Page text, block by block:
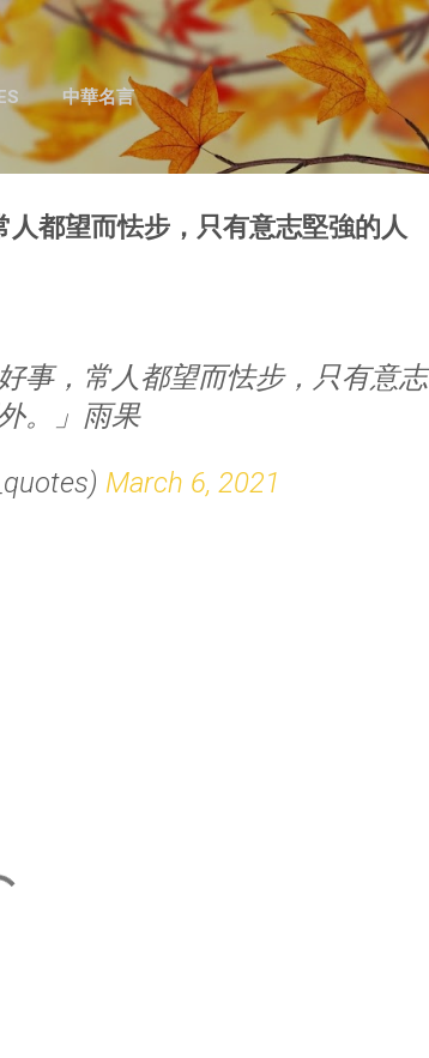
內容
中華名言
人都望而怯步，只有意志堅強的人
事，常人都望而怯步，只有意志
。」雨果
March 6, 2021